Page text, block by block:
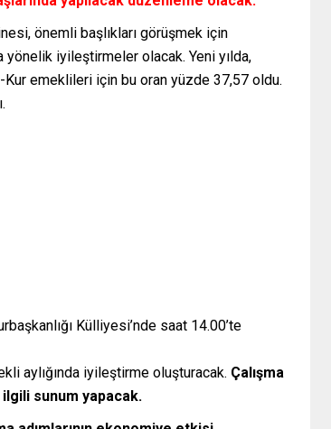
önemli başlıkları görüşmek için
yönelik iyileştirmeler olacak. Yeni yılda,
emeklileri için bu oran yüzde 37,57 oldu.
Külliyesi’nde saat 14.00’te
aylığında iyileştirme oluşturacak. Çalışma
ilgili sunum yapacak.